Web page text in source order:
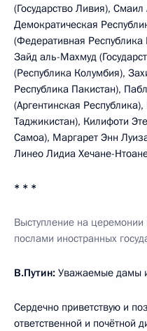
(Государство Ливия),
Демократическая
(Федеративная
Зайд аль-Махмуд
(Республика Колумбия),
Республика Пакистан),
(Аргентинская
Таджикистан), Килифоти
Самоа), Маргарет Энн
Линео Лидиа Хечане-
* * *
Выступление на церемонии
послами иностранных
В.Путин: Уважаемые дамы
Сердечно приветствую и
ответственной и почётной